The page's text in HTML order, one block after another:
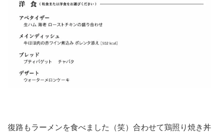
復路もラーメンを食べました（笑）合わせて鶏照り焼き丼